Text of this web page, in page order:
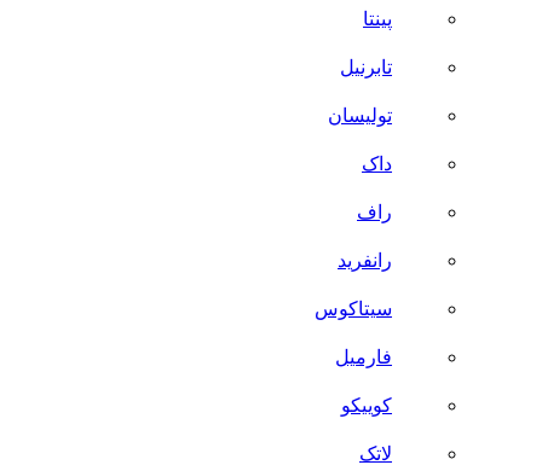
پینتا
تابرنیل
تولیسان
داک
راف
رانفرید
سیتاکوس
فارمیل
کوییکو
لاتک